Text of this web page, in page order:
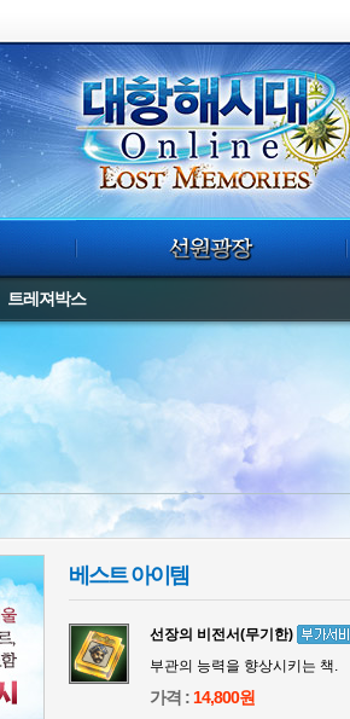
트레져박스
베스트 아이템
선장의 비전서(무기한)
부관의 능력을 향상시키는 책.
가격 : 14,800원